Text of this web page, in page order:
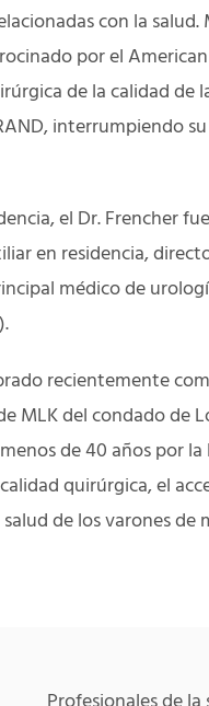
con la
por el
de la calidad de
interrumpiendo
el Dr. Frencher
en residencia,
médico de
recientemente
MLK del condado de
de 40 años por
quirúrgica, el
de los varones de